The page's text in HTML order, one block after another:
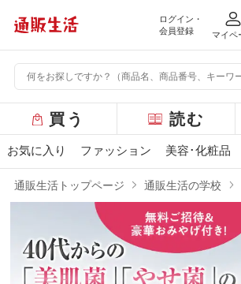
ログイン・
会員登録
マイペ
ー
バ
買う 読む
お気に入り ファッション 美容･化粧品
通販生活トップページ 通販生活の学校
40代からの「美肌菌」「や